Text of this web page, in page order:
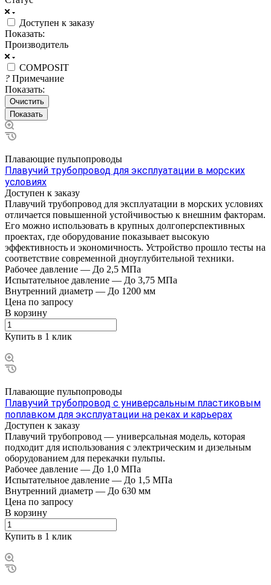
Доступен к заказу
Показать:
Производитель
COMPOSIT
? Примечание
Показать:
Очистить
Плавающие пульпопроводы
Плавучий трубопровод для эксплуатации в морских
условиях
Доступен к заказу
Плавучий трубопровод для эксплуатации в морских условиях
отличается повышенной устойчивостью к внешним факторам.
Его можно использовать в крупных долгоперспективных
проектах, где оборудование показывает высокую
эффективность и экономичность. Устройство прошло тесты на
соответствие современной дноуглубительной техники.
Рабочее давление — До 2,5 МПа
Испытательное давление — До 3,75 МПа
Внутренний диаметр — До 1200 мм
Цена по запросу
В корзину
Купить в 1 клик
Плавающие пульпопроводы
Плавучий трубопровод с универсальным пластиковым
поплавком для эксплуатации на реках и карьерах
Доступен к заказу
Плавучий трубопровод — универсальная модель, которая
подходит для использования с электрическим и дизельным
оборудованием для перекачки пульпы.
Рабочее давление — До 1,0 МПа
Испытательное давление — До 1,5 МПа
Внутренний диаметр — До 630 мм
Цена по запросу
В корзину
Купить в 1 клик